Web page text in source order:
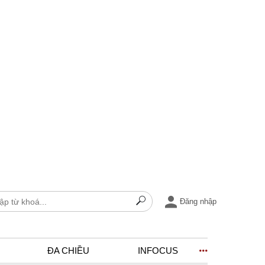
Đăng nhập
ĐA CHIỀU INFOCUS